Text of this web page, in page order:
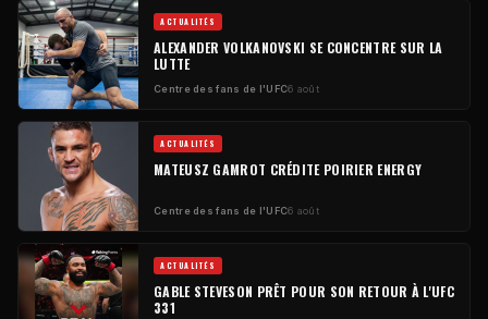
ACTUALITÉS
ALEXANDER VOLKANOVSKI SE CONCENTRE SUR LA
LUTTE
Centre des fans de l'UFC6 août
ACTUALITÉS
MATEUSZ GAMROT CRÉDITE POIRIER ENERGY
Centre des fans de l'UFC6 août
ACTUALITÉS
GABLE STEVESON PRÊT POUR SON RETOUR À L'UFC
331